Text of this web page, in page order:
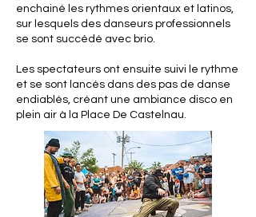
enchainé les rythmes orientaux et latinos,
sur lesquels des danseurs professionnels
se sont succédé avec brio.
Les spectateurs ont ensuite suivi le rythme
et se sont lancés dans des pas de danse
endiablés, créant une ambiance disco en
plein air à la Place De Castelnau.